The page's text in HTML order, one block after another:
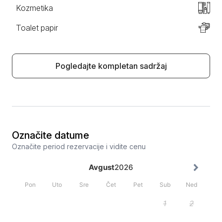
Kozmetika
Toalet papir
Pogledajte kompletan sadržaj
Označite datume
Označite period rezervacije i vidite cenu